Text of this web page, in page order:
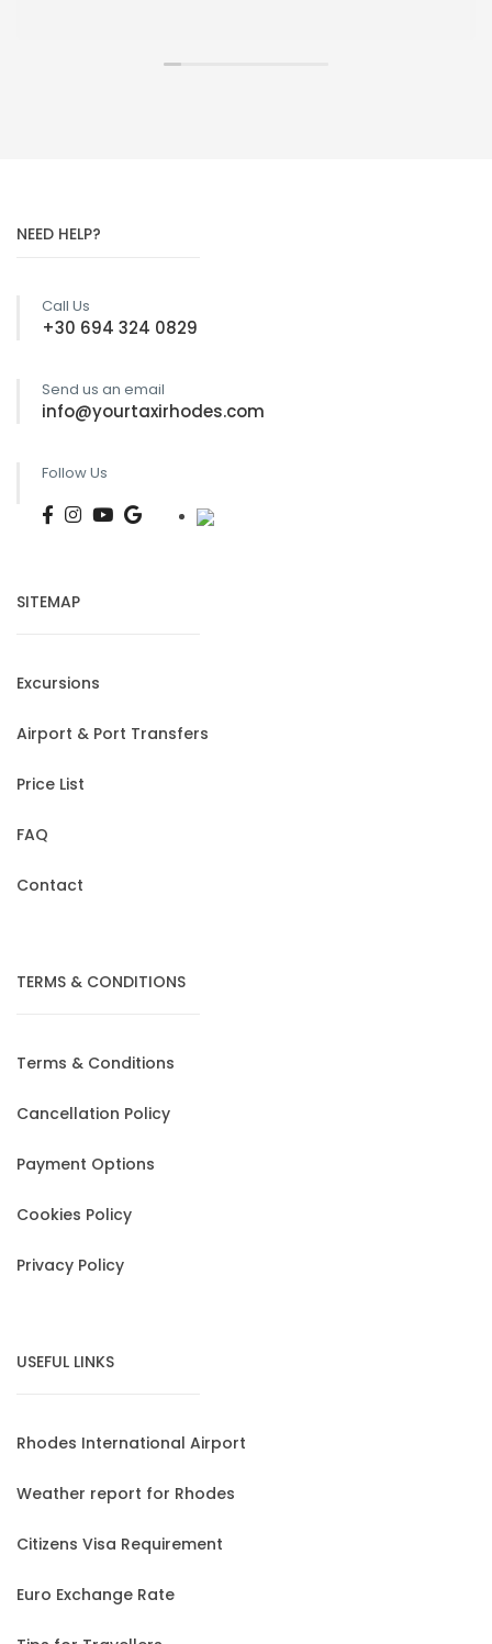
NEED HELP?
Call Us
+30 694 324 0829
Send us an email
info@yourtaxirhodes.com
Follow Us
SITEMAP
Excursions
Airport & Port Transfers
Price List
FAQ
Contact
TERMS & CONDITIONS
Terms & Conditions
Cancellation Policy
Payment Options
Cookies Policy
Privacy Policy
USEFUL LINKS
Rhodes International Airport
Weather report for Rhodes
Citizens Visa Requirement
Euro Exchange Rate